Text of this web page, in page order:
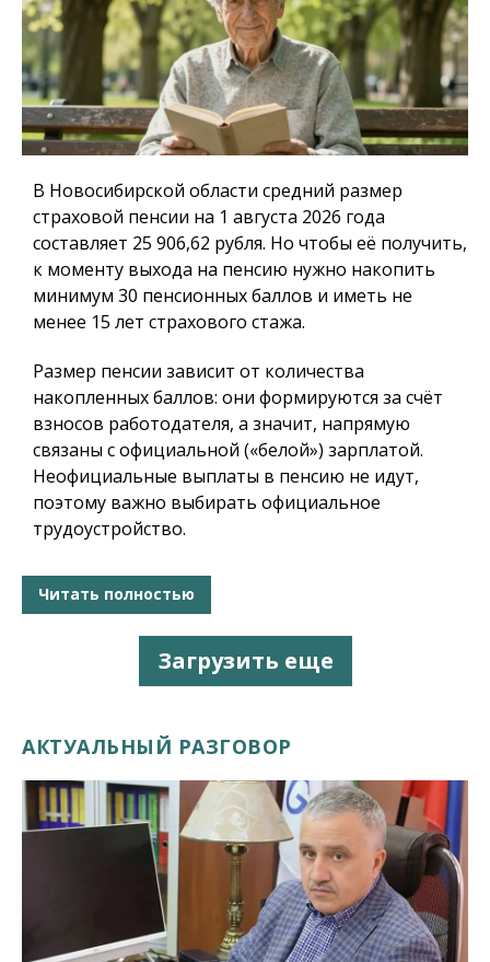
В Новосибирской области средний размер
страховой пенсии на 1 августа 2026 года
составляет 25 906,62 рубля. Но чтобы её получить,
к моменту выхода на пенсию нужно накопить
минимум 30 пенсионных баллов и иметь не
менее 15 лет страхового стажа.
Размер пенсии зависит от количества
накопленных баллов: они формируются за счёт
взносов работодателя, а значит, напрямую
связаны с официальной («белой») зарплатой.
Неофициальные выплаты в пенсию не идут,
поэтому важно выбирать официальное
трудоустройство.
Читать полностью
Загрузить еще
АКТУАЛЬНЫЙ РАЗГОВОР